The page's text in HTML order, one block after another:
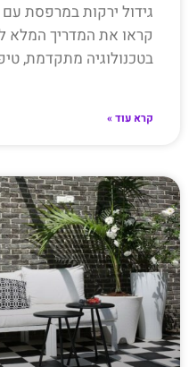
גידול ירקות במרפסת עם
קראו את המדריך המלא
בטכנולוגיה מתקדמת,
קרא עוד »